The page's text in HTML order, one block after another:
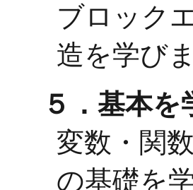
ブロック
造を学び
５．基本
変数・関
の基礎を